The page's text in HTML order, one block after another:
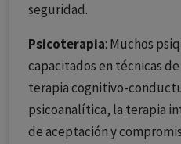
seguridad.
Psicoterapia: Muchos
capacitados en técnicas
terapia cognitivo-
psicoanalítica, la terapia
de aceptación y